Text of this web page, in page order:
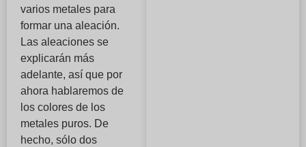
varios metales para
formar una aleación.
Las aleaciones se
explicarán más
adelante, así que por
ahora hablaremos de
los colores de los
metales puros. De
hecho, sólo dos